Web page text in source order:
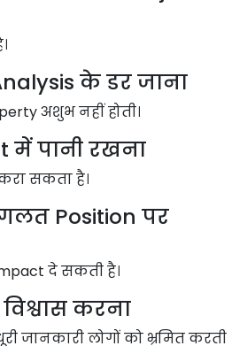
के डर जाना
अशुभ नहीं होती।
में पानी रखना
सकता है।
Position पर
दे सकती है।
करना
जानकारी लोगों को भ्रमित करती